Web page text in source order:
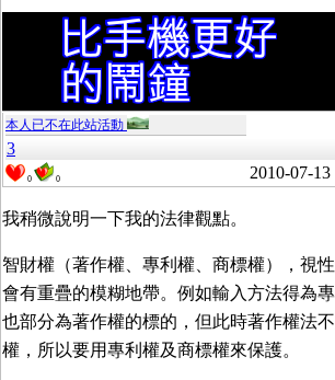
本人已不在此站活動
3
0 0 2010-07-13
我稍微說明一下我的法律觀點。
智財權（著作權、專利權、商標權），視
會有重疊的模糊地帶。例如輸入方法得為
也部分為著作權的標的，但此時著作權法
權，所以要用專利權及商標權來保護。